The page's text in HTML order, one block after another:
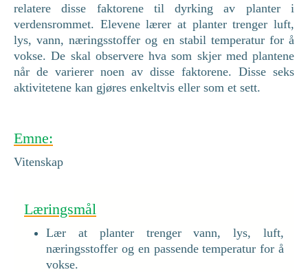
relatere disse faktorene til dyrking av planter i
verdensrommet. Elevene lærer at planter trenger luft,
lys, vann, næringsstoffer og en stabil temperatur for å
vokse. De skal observere hva som skjer med plantene
når de varierer noen av disse faktorene. Disse seks
aktivitetene kan gjøres enkeltvis eller som et sett.
Emne:
Vitenskap
Læringsmål
Lær at planter trenger vann, lys, luft,
næringsstoffer og en passende temperatur for å
vokse.